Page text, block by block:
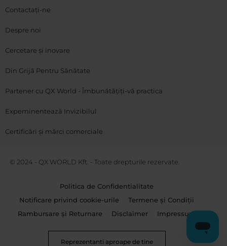
Contactați-ne
Despre noi
Cercetare și inovare
Din Grijă Pentru Sănătate
Partener cu QX World - Îmbunătățiți-vă practica
Expeminentează Invizibilul
Certificări și mărci comerciale
© 2024 - QX WORLD Kft. - Toate drepturile rezervate.
Politica de Confidentialitate
Notificare privind cookie-urile
Termene și Condiții
Rambursare și Returnare
Disclaimer Impressum
Reprezentanti aproape de tine